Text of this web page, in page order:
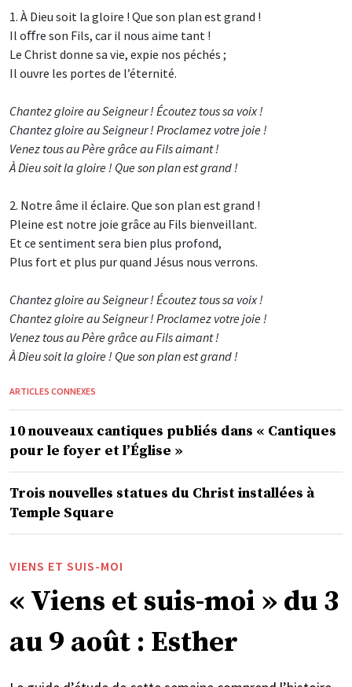
1. À Dieu soit la gloire ! Que son plan est grand !
Il oﬀre son Fils, car il nous aime tant !
Le Christ donne sa vie, expie nos péchés ;
Il ouvre les portes de l’éternité.
Chantez gloire au Seigneur ! Écoutez tous sa voix !
Chantez gloire au Seigneur ! Proclamez votre joie !
Venez tous au Père grâce au Fils aimant !
À Dieu soit la gloire ! Que son plan est grand !
2. Notre âme il éclaire. Que son plan est grand !
Pleine est notre joie grâce au Fils bienveillant.
Et ce sentiment sera bien plus profond,
Plus fort et plus pur quand Jésus nous verrons.
Chantez gloire au Seigneur ! Écoutez tous sa voix !
Chantez gloire au Seigneur ! Proclamez votre joie !
Venez tous au Père grâce au Fils aimant !
À Dieu soit la gloire ! Que son plan est grand !
ARTICLES CONNEXES
10 nouveaux cantiques publiés dans « Cantiques
pour le foyer et l’Église »
Trois nouvelles statues du Christ installées à
Temple Square
VIENS ET SUIS-MOI
« Viens et suis-moi » du 3
au 9 août : Esther